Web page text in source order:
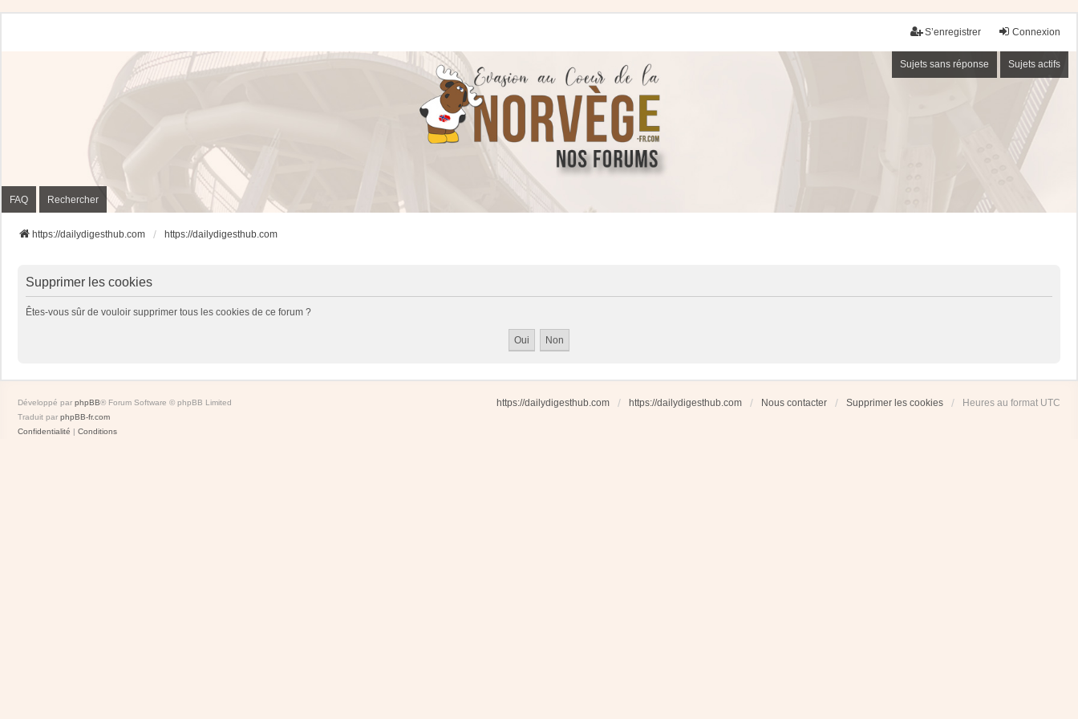
Connexion
S’enregistrer
Sujets sans réponse Sujets actifs
FAQ Rechercher
https://dailydigesthub.com https://dailydigesthub.com
Supprimer les cookies
Êtes-vous sûr de vouloir supprimer tous les cookies de ce forum ?
https://dailydigesthub.com https://dailydigesthub.com Nous contacter Supprimer les cookies Heures au format UTC
Développé par phpBB® Forum Software © phpBB Limited
Traduit par phpBB-fr.com
Confidentialité | Conditions